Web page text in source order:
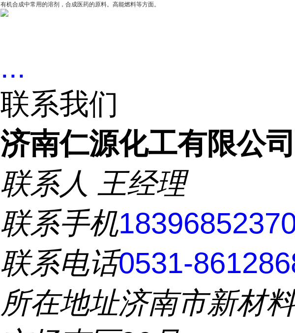
有机合成中常用的溶剂，合成医药的原料。高能燃料等方面。
...
联系我们
济南仁源化工有限公司
联系人 王经理
联系手机
联系电话0531-
所在地址济南市新材